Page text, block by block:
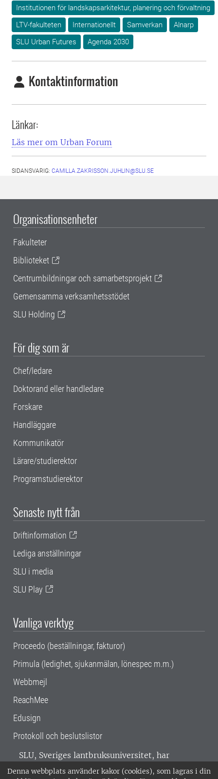
Denna webbplats använder kakor (cookies), som lagras i din
Institutionen för landskapsarkitektur, planering och förvaltning
LTV-fakulteten
Internationellt Samverkan
Alnarp
SLU Urban Futures
Agenda 2030
Kontaktinformation
Länkar:
Läs mer om Urban Forum
SIDANSVARIG: CAMILLA.ZAKRISSON.JUHLIN@SLU.SE
Organisationsenheter
Fakulteter
Biblioteket
Centrumbildningar och samarbetsprojekt
Gemensamma verksamhetsstödet
SLU Holding
För dig som är
Chef/ledare
Doktorand eller handledare
Forskare
Handläggare
Kommunikatör
Lärare/studierektor
Programstudierektor
Senaste nytt från
Driftinformation
Lediga anställningar
SLU i media
SLU Play
Vanliga verktyg
Proceedo (beställningar, fakturor)
Primula (ledighet, sjukanmälan, lönespec m.m.)
Webbmejl
ReachMee
Edusign
Protokoll och beslutslistor
SLU, Sveriges lantbruksuniversitet, har
verksamhet över hela Sverige. Huvudorter är